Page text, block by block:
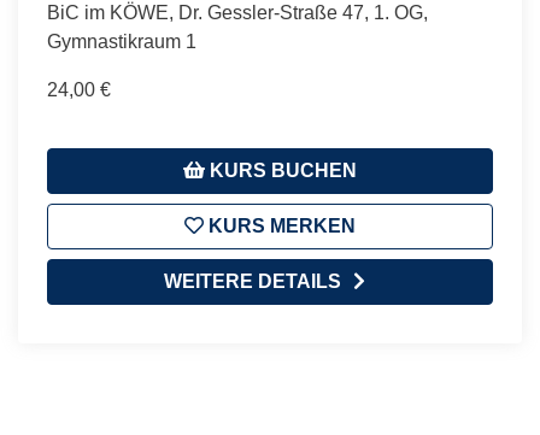
BiC im KÖWE, Dr. Gessler-Straße 47, 1. OG,
Gymnastikraum 1
24,00 €
KURS BUCHEN
KURS MERKEN
WEITERE DETAILS